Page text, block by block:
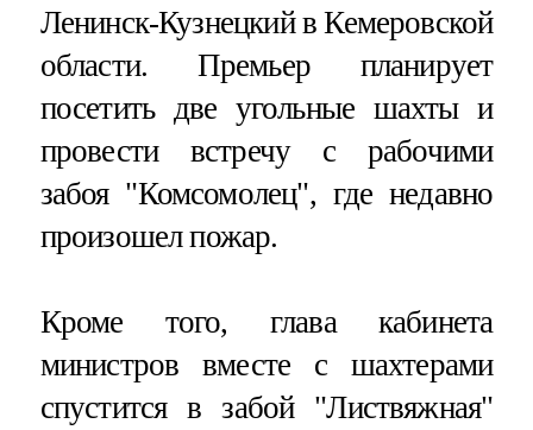
Ленинск-Кузнецкий в Кемеровской
области. Премьер планирует
посетить две угольные шахты и
провести встречу с рабочими
забоя "Комсомолец", где недавно
произошел пожар.
Кроме того, глава кабинета
министров вместе с шахтерами
спустится в забой "Листвяжная"